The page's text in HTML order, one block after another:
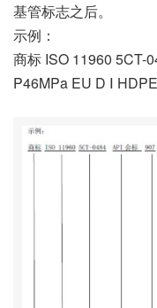
基管标志之后。
示例：
商标 ISO 11960 5CT-
P46MPa EU D Ⅰ